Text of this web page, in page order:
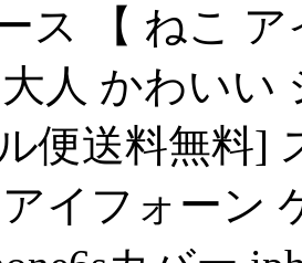
ス 【 ねこ ア
人 かわいい
便送料無料]
イフォーン